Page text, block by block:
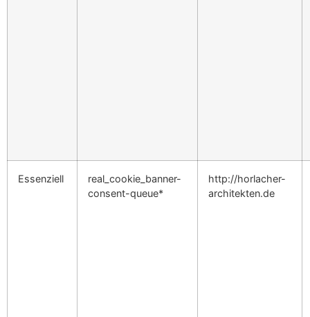
Essenziell
real_cookie_banner-
consent-queue*
http://horlacher-
architekten.de